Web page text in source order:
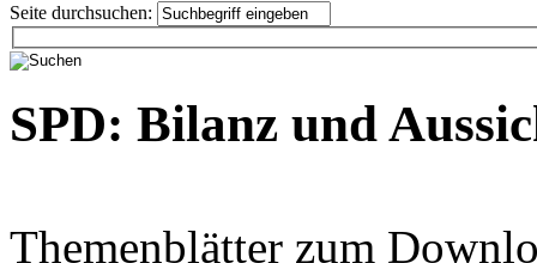
Seite durchsuchen:
SPD: Bilanz und
Themenblätter zum